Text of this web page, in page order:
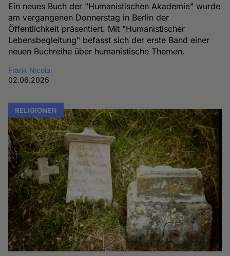
Ein neues Buch der "Humanistischen Akademie" wurde
am vergangenen Donnerstag in Berlin der
Öffentlichkeit präsentiert. Mit "Humanistischer
Lebensbegleitung" befasst sich der erste Band einer
neuen Buchreihe über humanistische Themen.
Frank Nicolai
02.06.2026
RELIGIONEN